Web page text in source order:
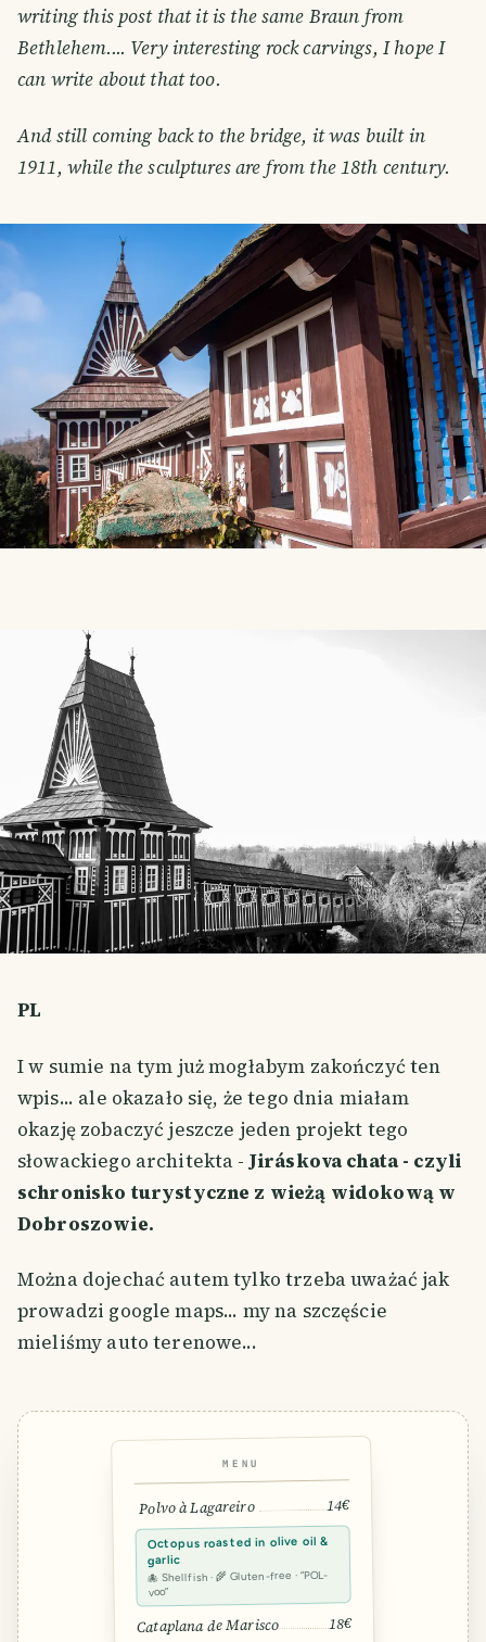
writing this post that it is the same Braun from
Bethlehem.... Very interesting rock carvings, I hope I
can write about that too.
And still coming back to the bridge, it was built in
1911, while the sculptures are from the 18th century.
PL
I w sumie na tym już mogłabym zakończyć ten
wpis... ale okazało się, że tego dnia miałam
okazję zobaczyć jeszcze jeden projekt tego
słowackiego architekta - Jiráskova chata - czyli
schronisko turystyczne z wieżą widokową w
Dobroszowie.
Można dojechać autem tylko trzeba uważać jak
prowadzi google maps... my na szczęście
mieliśmy auto terenowe...
MENU
Polvo à Lagareiro 14€
Octopus roasted in olive oil &
garlic
🐙 Shellfish · 🌾 Gluten-free · “POL-
voo”
Cataplana de Marisco
18€